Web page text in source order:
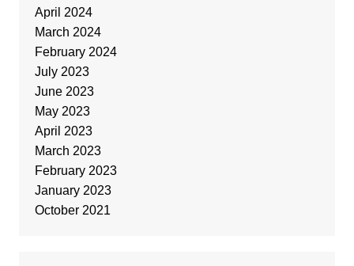
April 2024
March 2024
February 2024
July 2023
June 2023
May 2023
April 2023
March 2023
February 2023
January 2023
October 2021